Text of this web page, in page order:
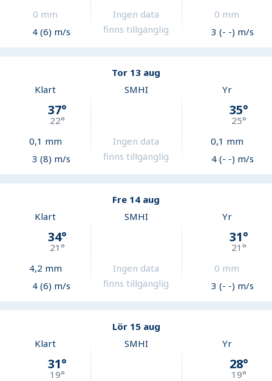
0 mm
4 (6) m/s
Ingen data
finns tillgänglig
0 mm
3 (- -) m/s
Tor 13 aug
Klart
37°
22°
0,1 mm
3 (8) m/s
SMHI
Ingen data
finns tillgänglig
Yr
35°
25°
0,1 mm
4 (- -) m/s
Fre 14 aug
Klart
34°
21°
4,2 mm
4 (6) m/s
SMHI
Ingen data
finns tillgänglig
Yr
31°
21°
0 mm
3 (- -) m/s
Lör 15 aug
Klart
31°
19°
SMHI Yr
28°
19°